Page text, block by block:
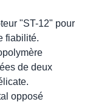
"ST-12" pour
fiabilité.
de deux
opposé